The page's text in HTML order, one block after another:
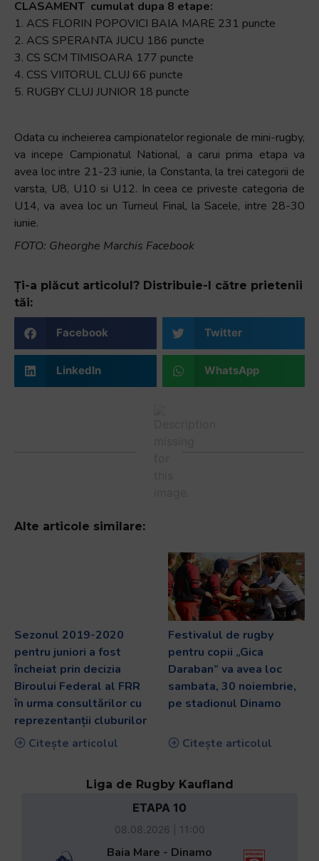
CLASAMENT cumulat dupa 8 etape:
1. ACS FLORIN POPOVICI BAIA MARE 231 puncte
2. ACS SPERANTA JUCU 186 puncte
3. CS SCM TIMISOARA 177 puncte
4. CSS VIITORUL CLUJ 66 puncte
5. RUGBY CLUJ JUNIOR 18 puncte
Odata cu incheierea campionatelor regionale de mini-rugby,
va incepe Campionatul National, a carui prima etapa va
avea loc intre 21-23 iunie, la Constanta, la trei categorii de
varsta, U8, U10 si U12. In ceea ce priveste categoria de
U14, va avea loc un Turneul Final, la Sacele, intre 28-30
iunie.
FOTO: Gheorghe Marchis Facebook
Ți-a plăcut articolul? Distribuie-l către prietenii
tăi:
Facebook Twitter
LinkedIn WhatsApp
Alte articole similare:
Sezonul 2019-2020
pentru juniori a fost
încheiat prin decizia
Biroului Federal al FRR
în urma consultărilor cu
reprezentanții cluburilor
Citește articolul
Festivalul de rugby
pentru copii „Gica
Daraban” va avea loc
sambata, 30 noiembrie,
pe stadionul Dinamo
Citește articolul
Liga de Rugby Kaufland
ETAPA 10
08.08.2026 | 11:00
Baia Mare - Dinamo